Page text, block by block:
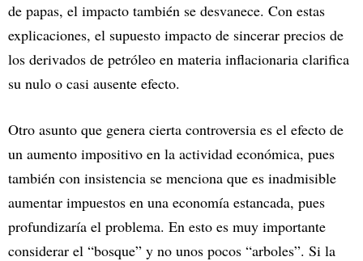
de papas, el impacto también se desvanece. Con estas
explicaciones, el supuesto impacto de sincerar precios de
los derivados de petróleo en materia inflacionaria clarifica
su nulo o casi ausente efecto.
Otro asunto que genera cierta controversia es el efecto de
un aumento impositivo en la actividad económica, pues
también con insistencia se menciona que es inadmisible
aumentar impuestos en una economía estancada, pues
profundizaría el problema. En esto es muy importante
considerar el “bosque” y no unos pocos “arboles”. Si la